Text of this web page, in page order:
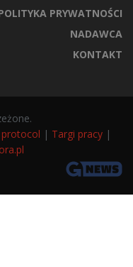
PRYWATNOŚCI
NADAWCA
KONTAKT
| Targi pracy |